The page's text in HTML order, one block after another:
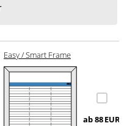
Easy / Smart Frame
ab 88EUR